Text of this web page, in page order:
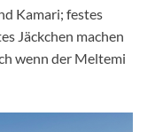
Kamari; festes
Jäckchen machen
wenn der Meltemi